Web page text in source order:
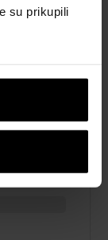
su prikupili